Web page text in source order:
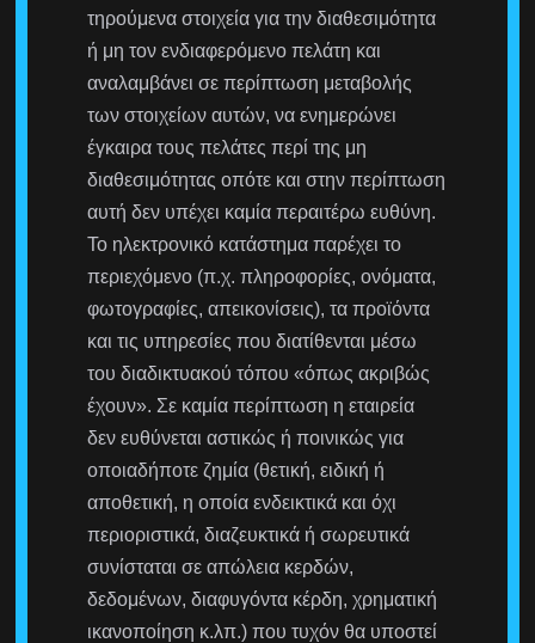
τηρούμενα στοιχεία για την διαθεσιμότητα
ή μη τον ενδιαφερόμενο πελάτη και
αναλαμβάνει σε περίπτωση μεταβολής
των στοιχείων αυτών, να ενημερώνει
έγκαιρα τους πελάτες περί της μη
διαθεσιμότητας οπότε και στην περίπτωση
αυτή δεν υπέχει καμία περαιτέρω ευθύνη.
Το ηλεκτρονικό κατάστημα παρέχει το
περιεχόμενο (π.χ. πληροφορίες, ονόματα,
φωτογραφίες, απεικονίσεις), τα προϊόντα
και τις υπηρεσίες που διατίθενται μέσω
του διαδικτυακού τόπου «όπως ακριβώς
έχουν». Σε καμία περίπτωση η εταιρεία
δεν ευθύνεται αστικώς ή ποινικώς για
οποιαδήποτε ζημία (θετική, ειδική ή
αποθετική, η οποία ενδεικτικά και όχι
περιοριστικά, διαζευκτικά ή σωρευτικά
συνίσταται σε απώλεια κερδών,
δεδομένων, διαφυγόντα κέρδη, χρηματική
ικανοποίηση κ.λπ.) που τυχόν θα υποστεί